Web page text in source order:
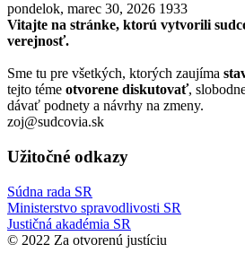
pondelok, marec 30, 2026 1933
Vitajte na stránke, ktorú vytvorili
verejnosť.
Sme tu pre všetkých, ktorých zaujíma
tejto téme otvorene diskutovať,
dávať podnety a návrhy na zmeny.
zoj@sudcovia.sk
Užitočné odkazy
Súdna rada SR
Ministerstvo spravodlivosti SR
Justičná akadémia SR
© 2022 Za otvorenú justíciu